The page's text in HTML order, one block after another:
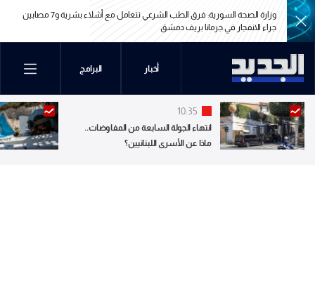
وزارة الصحة السورية: فرق الطب الشرعي تتعامل مع أشلاء بشرية و7 مصابين
جراء الانفجار في جرمانا بريف دمشق
جراء الانفجار في جرمانا بريف دمشق
أخبار البرامج
10:35
انتهاء الجولة السابعة من المفاوضات..
ماذا عن الأسرى اللبنانيين؟